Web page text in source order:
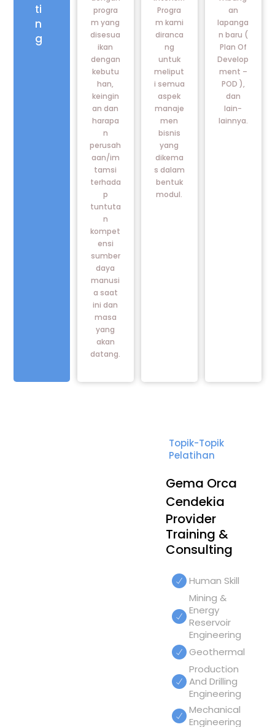
ti
n
g
progra
m yang
disesua
ikan
dengan
kebutu
han,
keingin
an dan
harapa
n
perusah
aan/im
tamsi
terhada
p
tuntuta
n
kompet
ensi
sumber
daya
manusi
a saat
ini dan
masa
yang
akan
datang.
Progra
m kami
diranca
ng
untuk
meliput
i semua
aspek
manaje
men
bisnis
yang
dikema
s dalam
bentuk
modul.
an
lapanga
n baru (
Plan Of
Develop
ment –
POD ),
dan
lain-
lainnya.
Topik-Topik
Pelatihan
Gema Orca
Cendekia
Provider
Training &
Consulting
Human Skill
Mining &
Energy
Reservoir
Engineering
Geothermal
Production
And Drilling
Engineering
Mechanical
Engineering